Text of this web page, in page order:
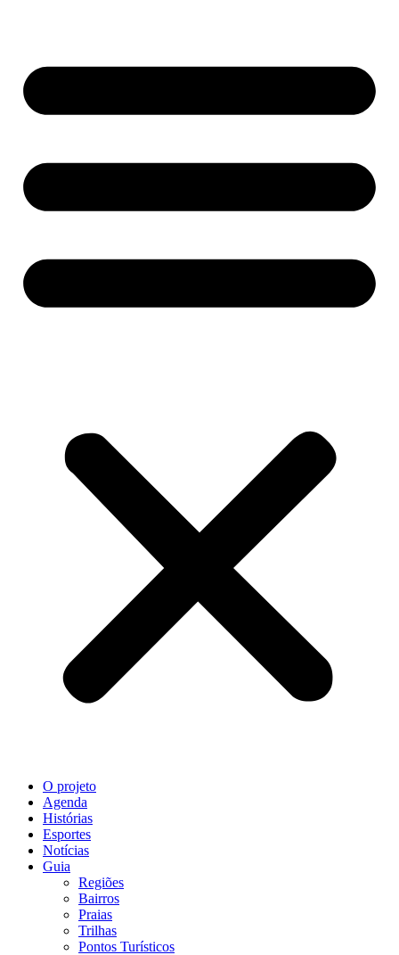
O projeto
Agenda
Histórias
Esportes
Notícias
Guia
Regiões
Bairros
Praias
Trilhas
Pontos Turísticos